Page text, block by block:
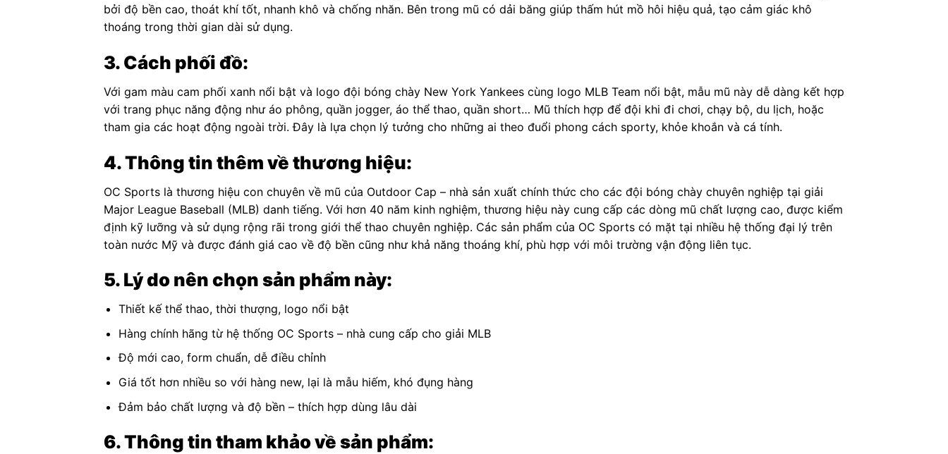
bởi độ bền cao, thoát khí tốt, nhanh khô và chống nhăn. Bên trong mũ có dải băng giúp thấm hút mồ hôi hiệu quả, tạo cảm giác khô
thoáng trong thời gian dài sử dụng.
3. Cách phối đồ:
Với gam màu cam phối xanh nổi bật và logo đội bóng chày New York Yankees cùng logo MLB Team nổi bật, mẫu mũ này dễ dàng kết hợp
với trang phục năng động như áo phông, quần jogger, áo thể thao, quần short… Mũ thích hợp để đội khi đi chơi, chạy bộ, du lịch, hoặc
tham gia các hoạt động ngoài trời. Đây là lựa chọn lý tưởng cho những ai theo đuổi phong cách sporty, khỏe khoắn và cá tính.
4. Thông tin thêm về thương hiệu:
OC Sports là thương hiệu con chuyên về mũ của Outdoor Cap – nhà sản xuất chính thức cho các đội bóng chày chuyên nghiệp tại giải
Major League Baseball (MLB) danh tiếng. Với hơn 40 năm kinh nghiệm, thương hiệu này cung cấp các dòng mũ chất lượng cao, được kiểm
định kỹ lưỡng và sử dụng rộng rãi trong giới thể thao chuyên nghiệp. Các sản phẩm của OC Sports có mặt tại nhiều hệ thống đại lý trên
toàn nước Mỹ và được đánh giá cao về độ bền cũng như khả năng thoáng khí, phù hợp với môi trường vận động liên tục.
5. Lý do nên chọn sản phẩm này:
Thiết kế thể thao, thời thượng, logo nổi bật
Hàng chính hãng từ hệ thống OC Sports – nhà cung cấp cho giải MLB
Độ mới cao, form chuẩn, dễ điều chỉnh
Giá tốt hơn nhiều so với hàng new, lại là mẫu hiếm, khó đụng hàng
Đảm bảo chất lượng và độ bền – thích hợp dùng lâu dài
6. Thông tin tham khảo về sản phẩm: